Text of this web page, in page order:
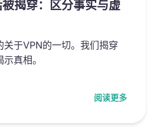
揭穿：区分事实与虚
关于VPN的一切。我们揭穿
真相。
阅读更多